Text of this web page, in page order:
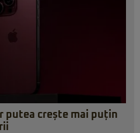
putea crește mai puțin